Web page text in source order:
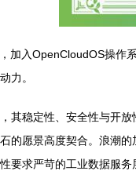
加入OpenCloudOS操作
力。
其稳定性、安全性与开
的愿景高度契合。浪潮
要求严苛的工业数据服务